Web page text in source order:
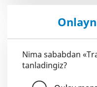
Nima sababdan
tanladingiz?